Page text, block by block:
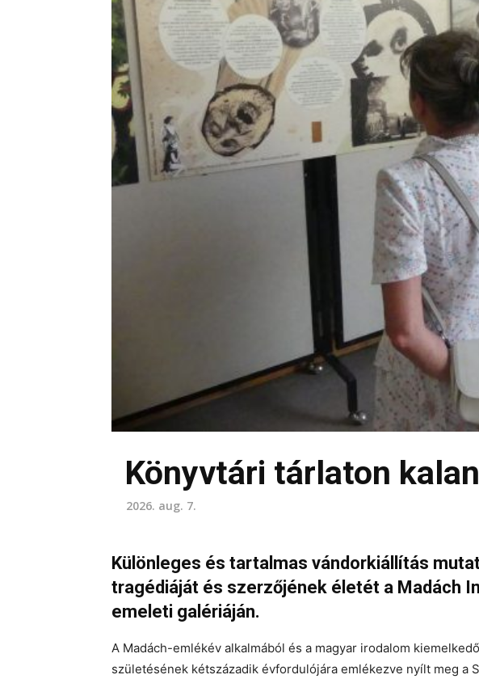
Könyvtári tárlaton
2026. aug. 7.
Különleges és tartalmas vándorkiállítás
tragédiáját és szerzőjének életét a Madách
emeleti galériáján.
A Madách-emlékév alkalmából és a magyar irodalom
születésének kétszázadik évfordulójára emlékezve nyílt meg a